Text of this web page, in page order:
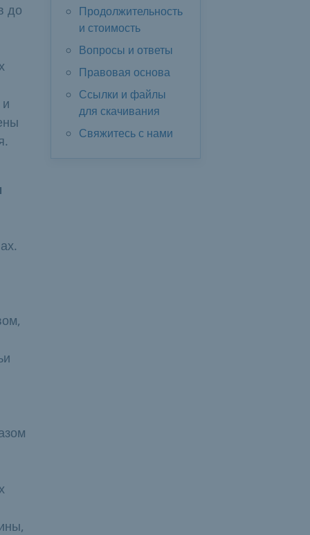
Продолжительность
и стоимость
Вопросы и ответы
Правовая основа
Ссылки и файлы
для скачивания
Свяжитесь с нами
до